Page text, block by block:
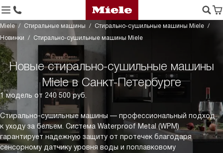
Miele Стиральные машины
Стирально-сушильные машины Miele
Новинки
Стирально-сушильные машины Miele
Новые стирально-сушильные машины
Miele в Санкт-Петербурге
1 модель от 240 500 руб.
Стирально-сушильные машины — профессиональный подход
к уходу за бельем. Система Waterproof Metal (WPM)
гарантирует надежную защиту от протечек благодаря
сенсорному датчику уровня воды и поплавковому